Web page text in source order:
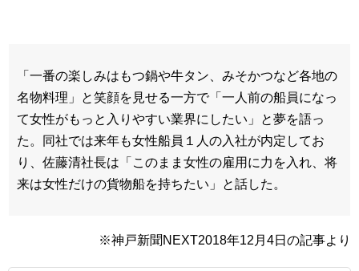
「一番の楽しみはもつ鍋や牛タン、みそかつなど各地の
名物料理」と笑顔を見せる一方で「一人前の船員になっ
て女性がもっと入りやすい業界にしたい」と夢を語っ
た。同社では来年も女性船員１人の入社が内定してお
り、佐藤清社長は「このまま女性の雇用に力を入れ、将
来は女性だけの貨物船を持ちたい」と話した。
※神戸新聞NEXT2018年12月4日の記事より